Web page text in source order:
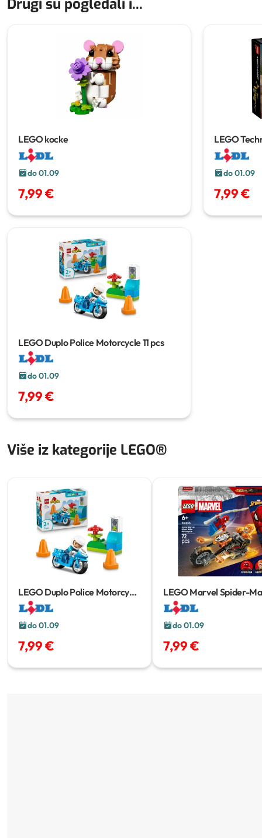
Drugi su pogledali i...
LEGO kocke
do 01.09
7,99 €
LEGO
do 01.09
7,99 €
LEGO Duplo Police Motorcycle11 pcs
do 01.09
7,99 €
Više iz kategorije LEGO®
LEGO Duplo Police Motorcycle
11 pcs
do 01.09
7,99 €
LEGO Marvel Spider-
Motorcycle
do 01.09
7,99 €